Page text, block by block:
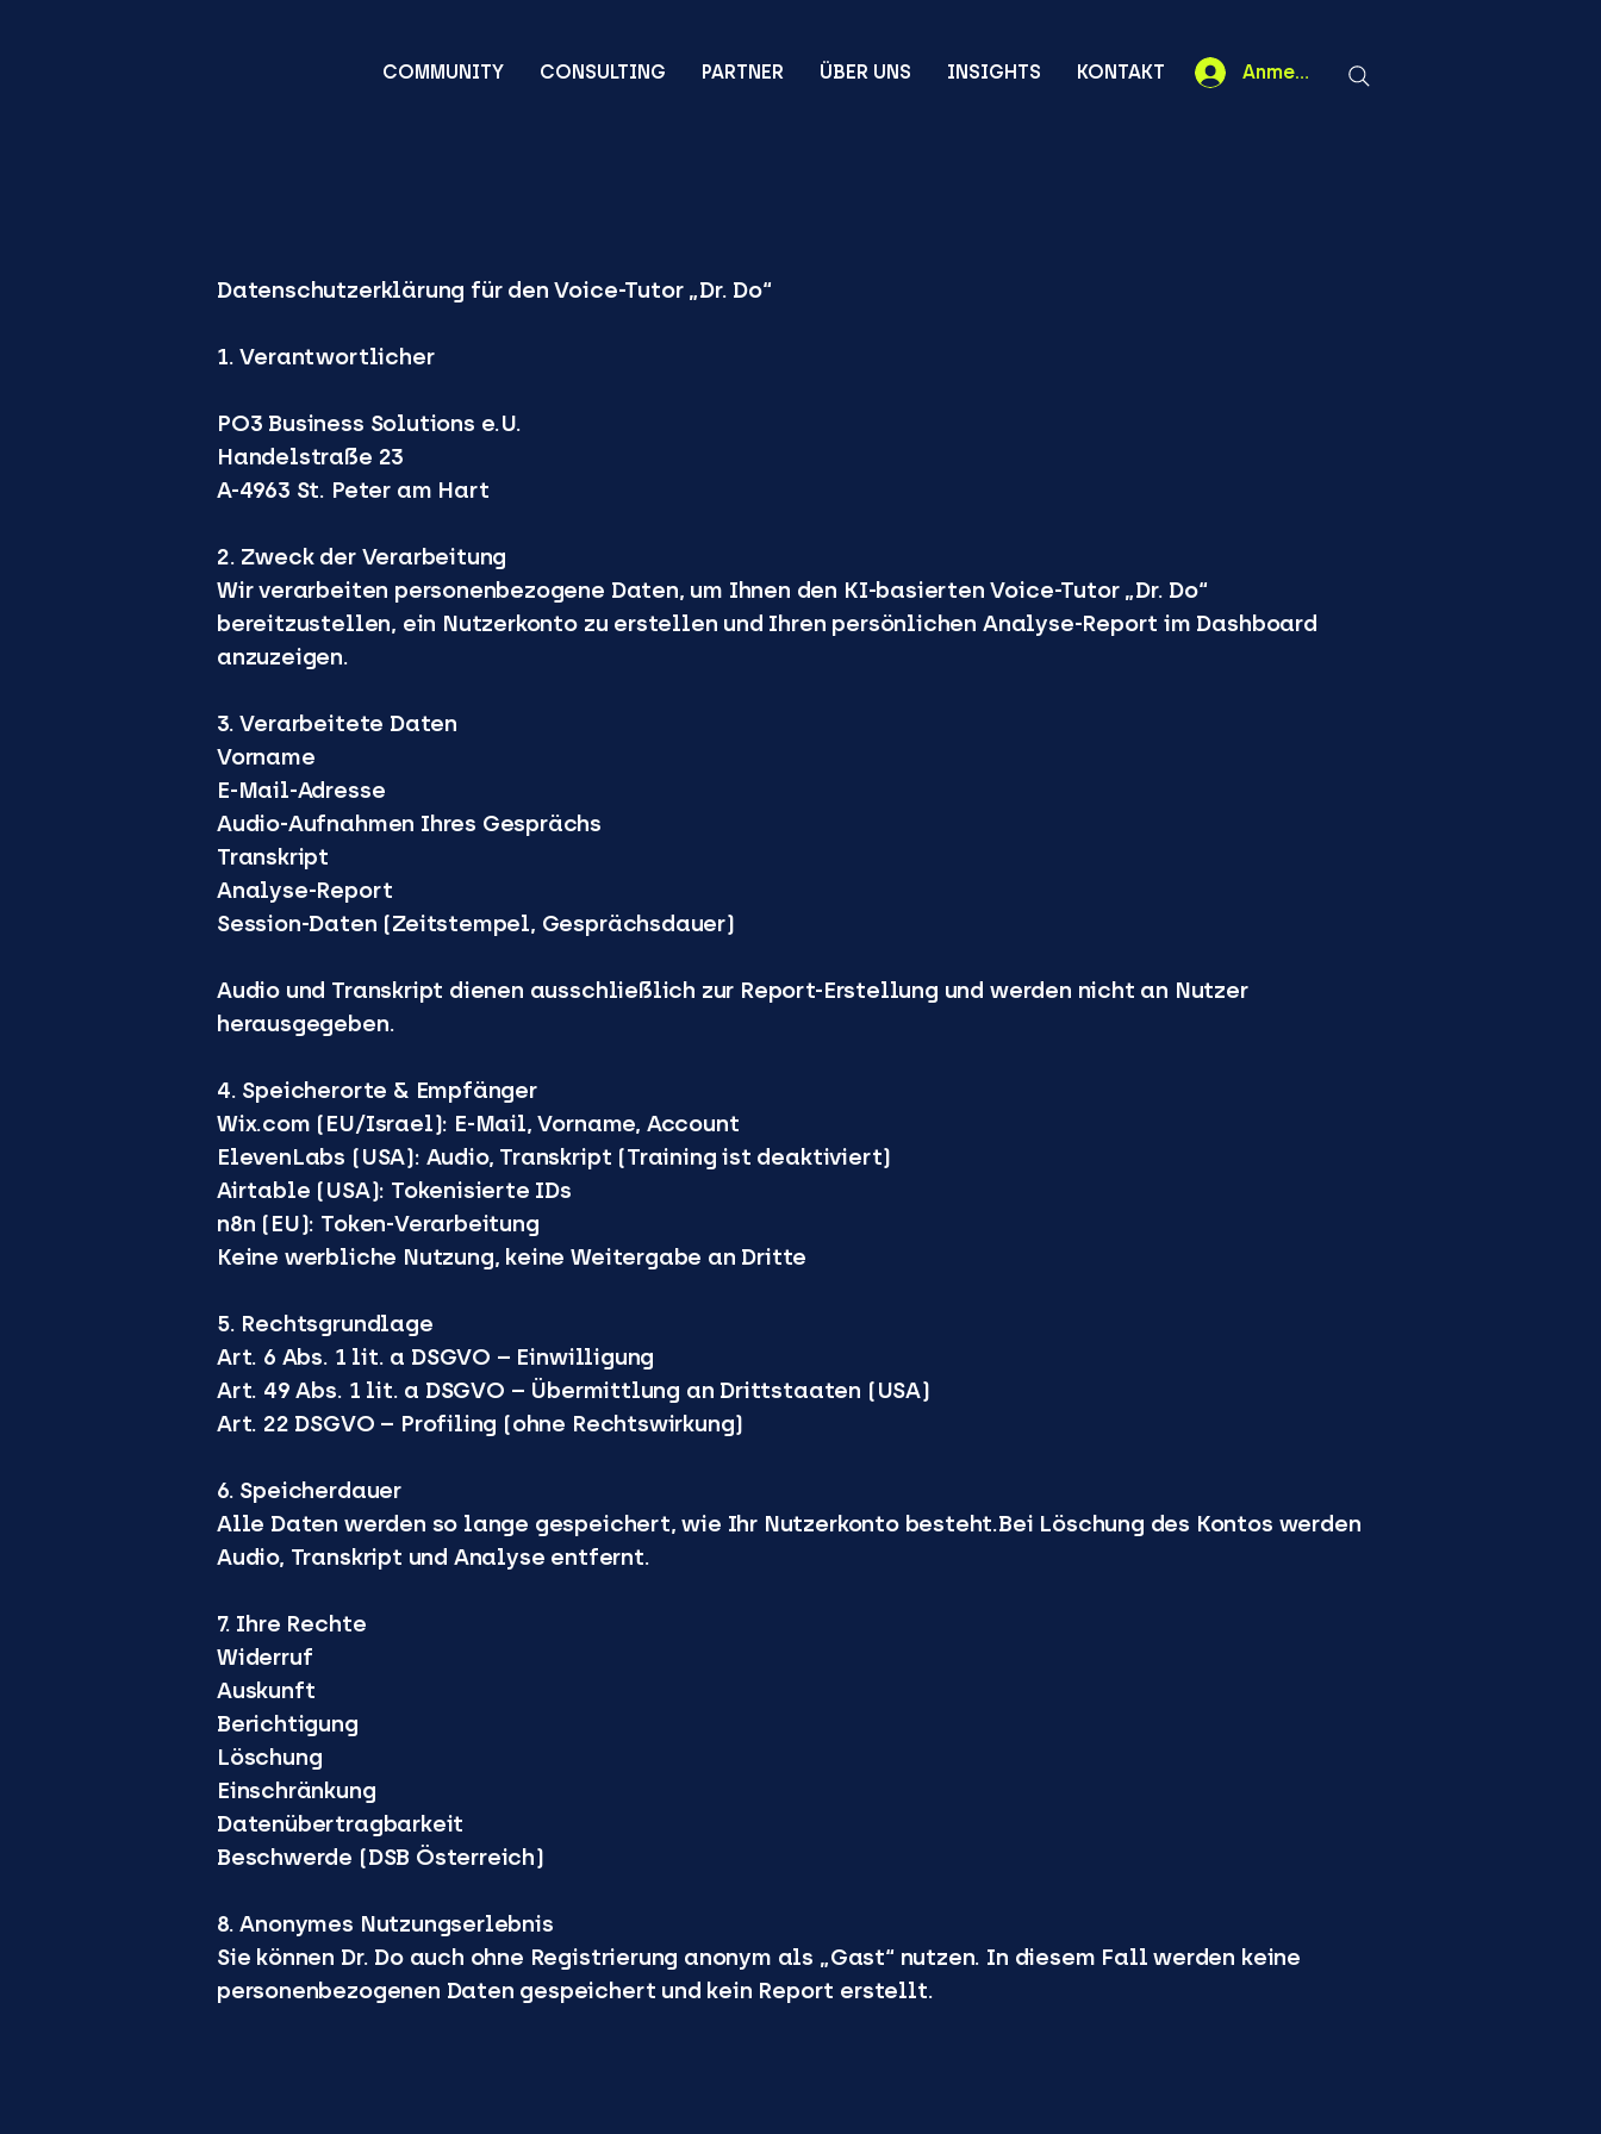
COMMUNITY CONSULTING PARTNER ÜBER UNS INSIGHTS KONTAKT Anmelden
Datenschutzerklärung für den Voice-Tutor „Dr. Do“
1. Verantwortlicher
PO3 Business Solutions e.U.
Handelstraße 23
A-4963 St. Peter am Hart
2. Zweck der Verarbeitung
Wir verarbeiten personenbezogene Daten, um Ihnen den KI-basierten Voice-Tutor „Dr. Do“
bereitzustellen, ein Nutzerkonto zu erstellen und Ihren persönlichen Analyse-Report im Dashboard
anzuzeigen.
3. Verarbeitete Daten
Vorname
E-Mail-Adresse
Audio-Aufnahmen Ihres Gesprächs
Transkript
Analyse-Report
Session-Daten (Zeitstempel, Gesprächsdauer)
Audio und Transkript dienen ausschließlich zur Report-Erstellung und werden nicht an Nutzer
herausgegeben.
4. Speicherorte & Empfänger
Wix.com (EU/Israel): E-Mail, Vorname, Account
ElevenLabs (USA): Audio, Transkript (Training ist deaktiviert)
Airtable (USA): Tokenisierte IDs
n8n (EU): Token-Verarbeitung
Keine werbliche Nutzung, keine Weitergabe an Dritte
5. Rechtsgrundlage
Art. 6 Abs. 1 lit. a DSGVO – Einwilligung
Art. 49 Abs. 1 lit. a DSGVO – Übermittlung an Drittstaaten (USA)
Art. 22 DSGVO – Profiling (ohne Rechtswirkung)
6. Speicherdauer
Alle Daten werden so lange gespeichert, wie Ihr Nutzerkonto besteht.Bei Löschung des Kontos werden
Audio, Transkript und Analyse entfernt.
7. Ihre Rechte
Widerruf
Auskunft
Berichtigung
Löschung
Einschränkung
Datenübertragbarkeit
Beschwerde (DSB Österreich)
8. Anonymes Nutzungserlebnis
Sie können Dr. Do auch ohne Registrierung anonym als „Gast“ nutzen. In diesem Fall werden keine
personenbezogenen Daten gespeichert und kein Report erstellt.